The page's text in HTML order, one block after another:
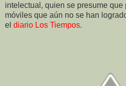
intelectual, quien se presume que
móviles que aún no se han
el diario Los Tiempos.